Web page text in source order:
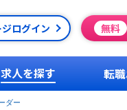
ログイン 無料
求人を探す 転
ダー